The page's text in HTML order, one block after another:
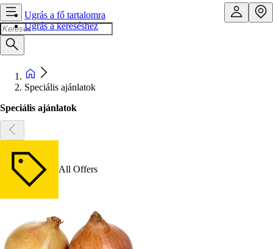
Ugrás a fő tartalomra
Ugrás a kereséshez
Speciális ajánlatok
Speciális ajánlatok
All Offers